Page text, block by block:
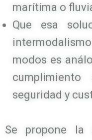
marítima o
Que esa
modos es
seguridad y
Se propone la